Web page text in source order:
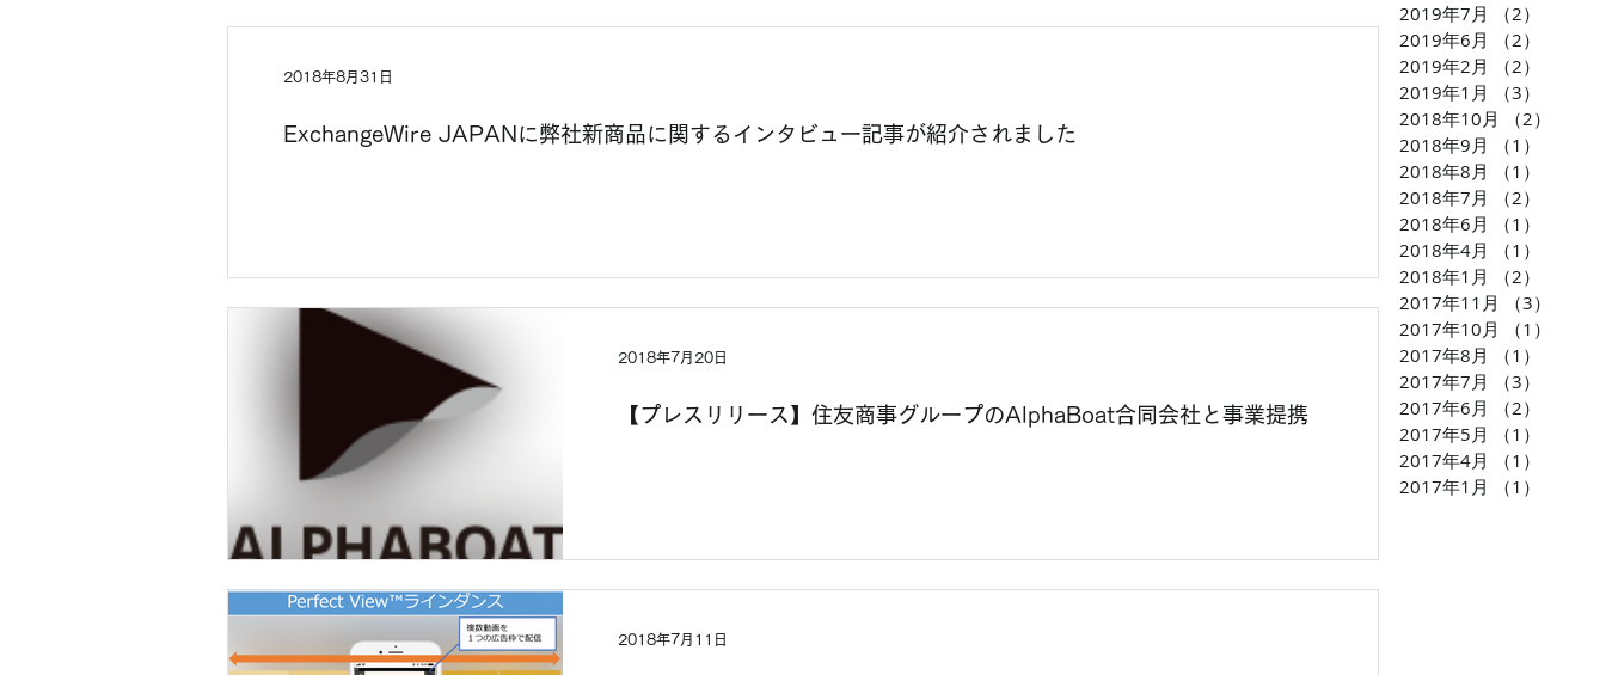
ExchangeWire JAPANに弊社新商品に関するインタビュー記事が紹介されました
2018年8月31日
【プレスリリース】住友商事グループのAlphaBoat合同会社と事業提携
2018年7月20日
2018年7月11日
2019年7月
（2）
2019年6月
（2）
2019年2月
（2）
2019年1月
（3）
2018年10月
（2）
2018年9月
（1）
2018年8月
（1）
2018年7月
（2）
2018年6月
（1）
2018年4月
（1）
2018年1月
（2）
2017年11月
（3）
2017年10月
（1）
2017年8月
（1）
2017年7月
（3）
2017年6月
（2）
2017年5月
（1）
2017年4月
（1）
2017年1月
（1）